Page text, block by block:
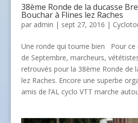
38ème Ronde de la ducasse
Bouchar à Flines lez Raches
par admin | sept 27, 2016 |
Une ronde qui tourne bien Pour ce
de Septembre, marcheurs,
retrouvés pour la 38ème Ronde de
lez Raches. Encore une superbe
amis de l’AL cyclo VTT marche